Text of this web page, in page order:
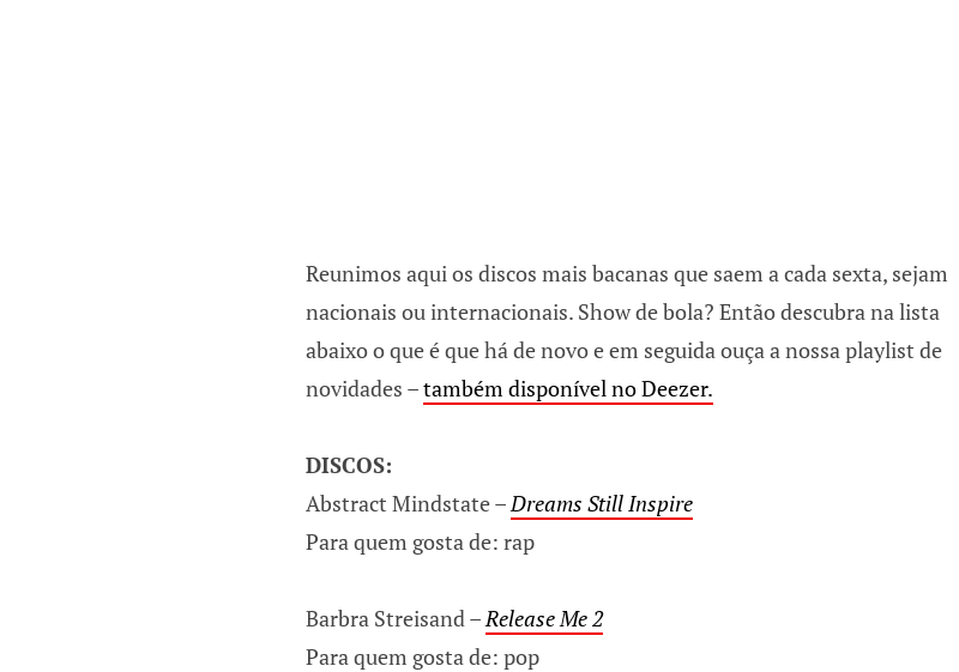
Reunimos aqui os discos mais bacanas que saem a cada sexta, sejam
nacionais ou internacionais. Show de bola? Então descubra na lista
abaixo o que é que há de novo e em seguida ouça a nossa playlist de
novidades –também disponível no Deezer.
DISCOS:
Abstract Mindstate – Dreams Still Inspire
Para quem gosta de: rap
Barbra Streisand – Release Me 2
Para quem gosta de: pop